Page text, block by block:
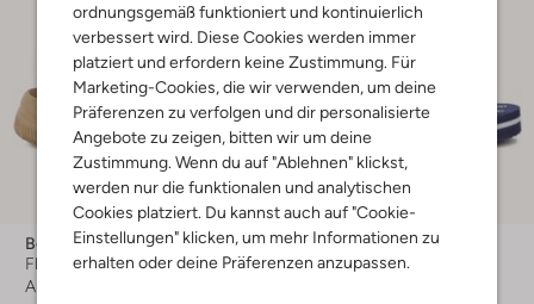
ordnungsgemäß funktioniert und kontinuierlich
verbessert wird. Diese Cookies werden immer
platziert und erfordern keine Zustimmung. Für
Marketing-Cookies, die wir verwenden, um deine
Präferenzen zu verfolgen und dir personalisierte
Angebote zu zeigen, bitten wir um deine
Zustimmung. Wenn du auf "Ablehnen" klickst,
werden nur die funktionalen und analytischen
Cookies platziert. Du kannst auch auf "Cookie-
Einstellungen" klicken, um mehr Informationen zu
erhalten oder deine Präferenzen anzupassen.
Boss Kids
Flache Sandalen
Ab
Letzter Artikel
-50%
Boss Kids
Sandalen